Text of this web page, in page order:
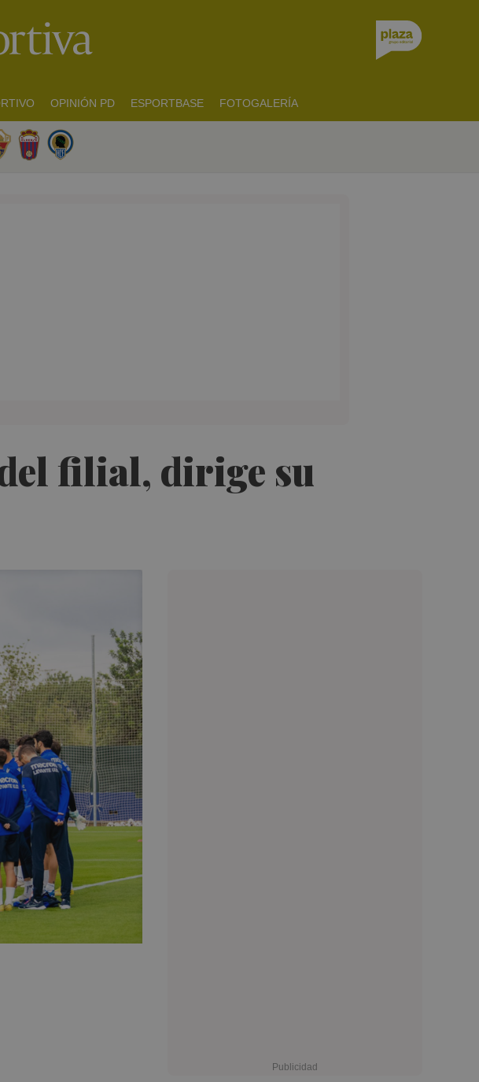
OPINIÓN PD ESPORTBASE FOTOGALERÍA
filial, dirige su